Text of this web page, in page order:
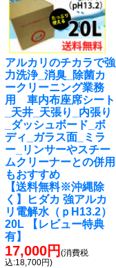
アルカリのチカラで強
力洗浄_消臭_除菌カ
ークリーニング業務
用 車内布座席シート
_天井_天張り_内張り
_ダッシュボード_ボ
ディ_ガラス面_ミラ
ー_リンサーやスチー
ムクリーナーとの併用
もおすすめ
【送料無料※沖縄除
く】ヒダカ 強アルカ
リ電解水（ｐH13.2）
20L 【レビュー特典
有】
17,000円(消費税
込:18,700円)